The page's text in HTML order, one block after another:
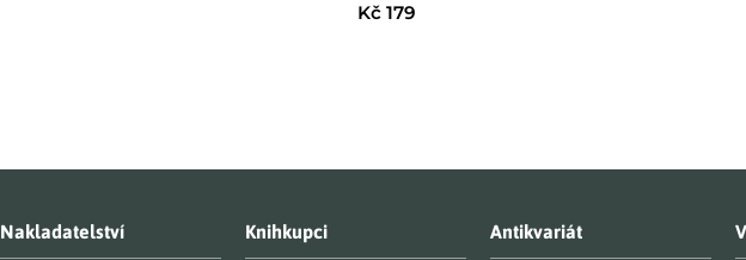
Kč 179
Nakladatelství Knihkupci Antikvariát